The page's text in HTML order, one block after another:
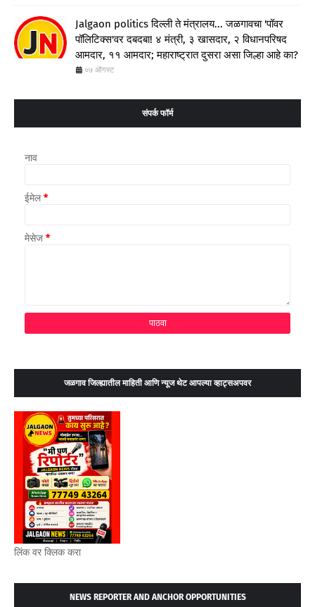
Jalgaon politics दिल्ली ते मंत्रालय... जळगावचा 'पॉवर
पॉलिटिक्स'वर दबदबा! ४ मंत्री, ३ खासदार, २ विधानपरिषद
आमदार, ११ आमदार; महाराष्ट्रात दुसरा असा जिल्हा आहे का?
०७ ऑगस्ट
संपर्क फॉर्म
नाव
ईमेल*
मेसेज *
जळगाव जिल्ह्यातील माहिती आणि न्यूज थेट आपल्या व्हाट्सअपवर
लिंक वर क्लिक करा
NEWS REPORTER AND ANCHOR OPPORTUNITIES